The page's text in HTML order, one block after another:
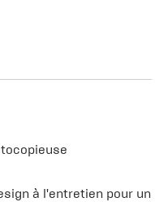
à l'entretien pour un